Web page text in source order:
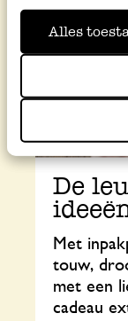
Alles
De
Met
touw,
met een
cadeau